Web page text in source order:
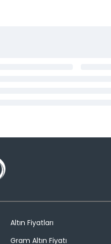
Altın Fiyatları
Gram Altın Fiyatı